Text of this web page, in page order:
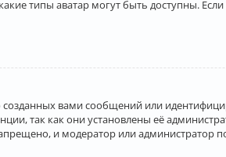
типы аватар могут быть доступны.
вами сообщений или
так как они установлены её
и модератор или администратор